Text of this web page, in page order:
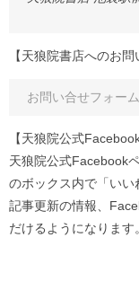
【天狼院書店へのお問
お問い合せフォーム
【天狼院公式
天狼院公式Facebook
のボックス内で「い
記事更新の情報、
だけるようになります。